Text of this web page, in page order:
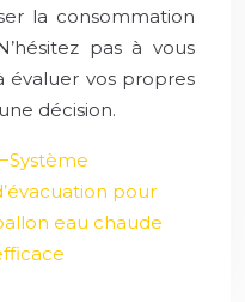
la consommation
pas à vous
évaluer vos propres
décision.
Système
pour
eau chaude